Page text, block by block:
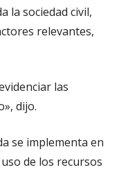
la sociedad civil,
relevantes,
las
dijo.
se implementa en
de los recursos